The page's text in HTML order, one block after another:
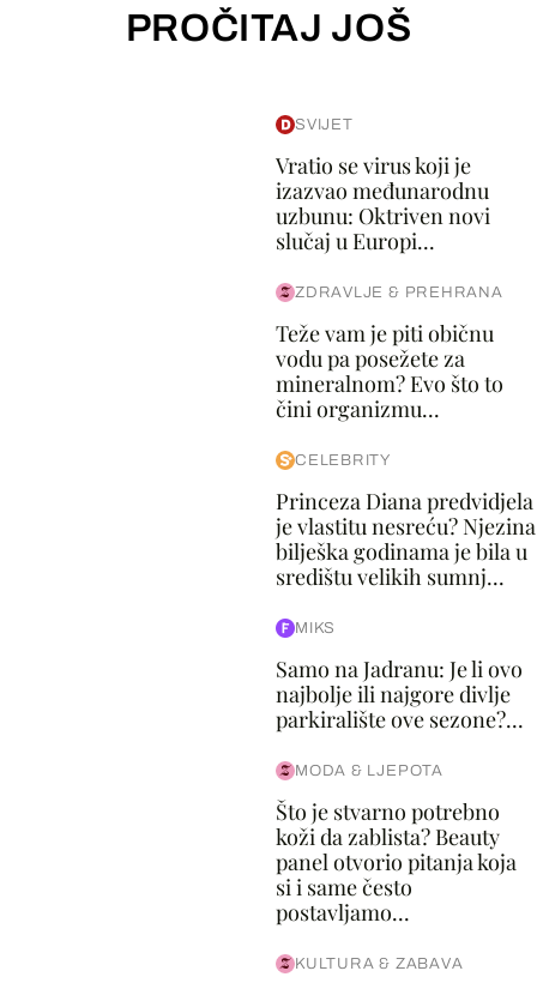
PROČITAJ JOŠ
SVIJET
Vratio se virus koji je
izazvao međunarodnu
uzbunu: Oktriven novi
slučaj u Europi...
ZDRAVLJE & PREHRANA
Teže vam je piti običnu
vodu pa posežete za
mineralnom? Evo što to
čini organizmu...
CELEBRITY
Princeza Diana predvidjela
je vlastitu nesreću? Njezina
bilješka godinama je bila u
središtu velikih sumnj...
MIKS
Samo na Jadranu: Je li ovo
najbolje ili najgore divlje
parkiralište ove sezone?...
MODA & LJEPOTA
Što je stvarno potrebno
koži da zablista? Beauty
panel otvorio pitanja koja
si i same često
postavljamo...
KULTURA & ZABAVA